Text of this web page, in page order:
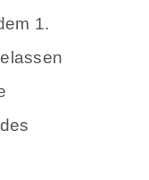
1.